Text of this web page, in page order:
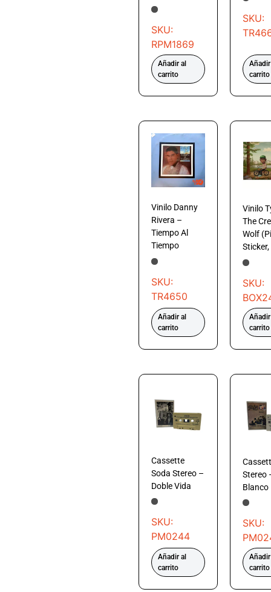
SKU:
RPM1869
Añadir al
carrito
SKU:
carrito
Vinilo Danny
Rivera –
Tiempo Al
Tiempo
SKU:
TR4650
Añadir al
carrito
Vinilo
The
Wolf
SKU:
carrito
Cassette
Soda Stereo –
Doble Vida
SKU:
PM0244
Añadir al
carrito
Stereo
Blanco
SKU:
carrito